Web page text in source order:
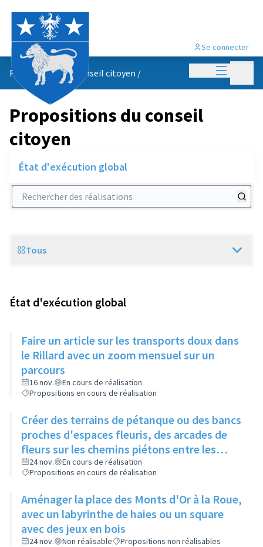
Menu
Se connecter
Propositions du conseil citoyen /
Propositions du conseil
citoyen
État d'exécution global
Rechercher des réalisations
Scope
Tous
État d'exécution global
Faire un article sur les transports doux dans
le Rillard avec un zoom mensuel sur un
parcours
16 nov.
En cours de réalisation
Propositions en cours de réalisation
Créer des terrains de pétanque ou des bancs
proches d'espaces fleuris, des arcades de
fleurs sur les chemins piétons entre les
immeubles
24 nov.
En cours de réalisation
Propositions en cours de réalisation
Aménager la place des Monts d'Or à la Roue,
avec un labyrinthe de haies ou un square
avec des jeux en bois
24 nov. Non réalisable Propositions non réalisables